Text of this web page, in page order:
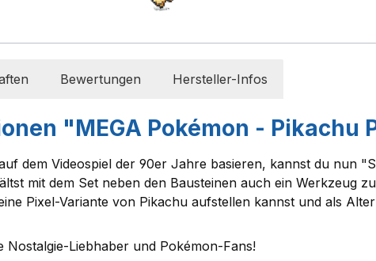
Bewertungen Hersteller-Infos
"MEGA Pokémon - Pikachu
dem Videospiel der 90er Jahre basieren, kannst du nun
mit dem Set neben den Bausteinen auch ein Werkzeug
Pixel-Variante von Pikachu aufstellen kannst und als
Nostalgie-Liebhaber und Pokémon-Fans!